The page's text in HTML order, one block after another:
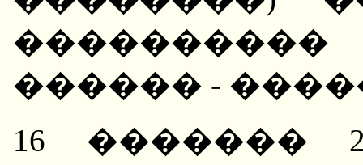
������ -
16 �������